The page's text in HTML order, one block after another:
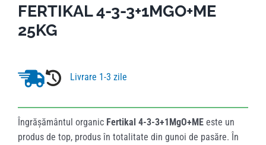
FERTIKAL 4-3-3+1MGO+ME
25KG
Livrare 1-3 zile
Îngrășământul organic Fertikal 4-3-3+1MgO+ME este un
produs de top, produs în totalitate din gunoi de pasăre. În